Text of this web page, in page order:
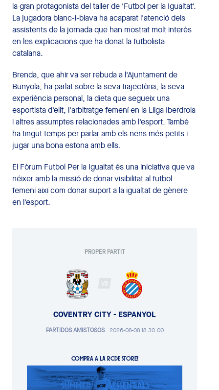
la gran protagonista del taller de 'Futbol per la Igualtat'.
La jugadora blanc-i-blava ha acaparat l'atenció dels
assistents de la jornada que han mostrat molt interès
en les explicacions que ha donat la futbolista
catalana.
Brenda, que ahir va ser rebuda a l'Ajuntament de
Bunyola, ha parlat sobre la seva trajectòria, la seva
experiència personal, la dieta que segueix una
esportista d'elit, l'arbitratge femení en la Lliga Iberdrola
i altres assumptes relacionades amb l'esport. També
ha tingut temps per parlar amb els nens més petits i
jugar una bona estona amb ells.
El Fòrum Futbol Per la Igualtat és una iniciativa que va
néixer amb la missió de donar visibilitat al futbol
femení així com donar suport a la igualtat de gènere
en l'esport.
PROPER PARTIT
VS
COVENTRY CITY - ESPANYOL
PARTIDOS AMISTOSOS· 2026-08-08 18:30:00
COMPRA A LA RCDE STORE!